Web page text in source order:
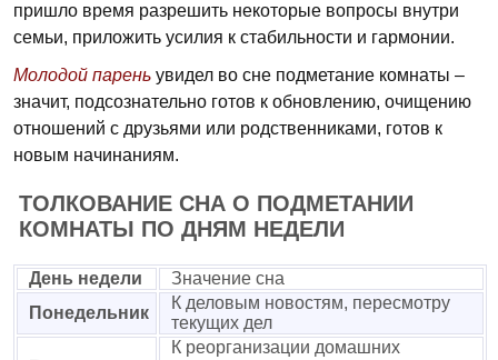
пришло время разрешить некоторые вопросы внутри
семьи, приложить усилия к стабильности и гармонии.
Молодой парень увидел во сне подметание комнаты –
значит, подсознательно готов к обновлению, очищению
отношений с друзьями или родственниками, готов к
новым начинаниям.
ТОЛКОВАНИЕ СНА О ПОДМЕТАНИИ
КОМНАТЫ ПО ДНЯМ НЕДЕЛИ
День недели
Значение сна
Понедельник
К деловым новостям, пересмотру
текущих дел
К реорганизации домашних